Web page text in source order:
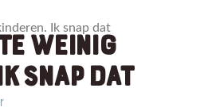
Ik snap dat
WEINIG
SNAP DAT